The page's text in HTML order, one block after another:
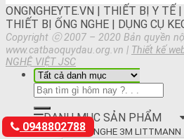
ONGNGHEYTE.VN | THIẾT BỊ Y TẾ
THIẾT BỊ ỐNG NGHE | DỤNG CỤ
Copyright ⓒ 2007 – 2020 Bản quyền
www.catbaoquydau.org.vn | Thiết kế
NGHỆ VIỆT JSC
DANH MỤC SẢN PHẨM
ỐNG NGHE 3M LITTMANN
0948802788